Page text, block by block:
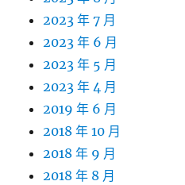
2023 年 7 月
2023 年 6 月
2023 年 5 月
2023 年 4 月
2019 年 6 月
2018 年 10 月
2018 年 9 月
2018 年 8 月